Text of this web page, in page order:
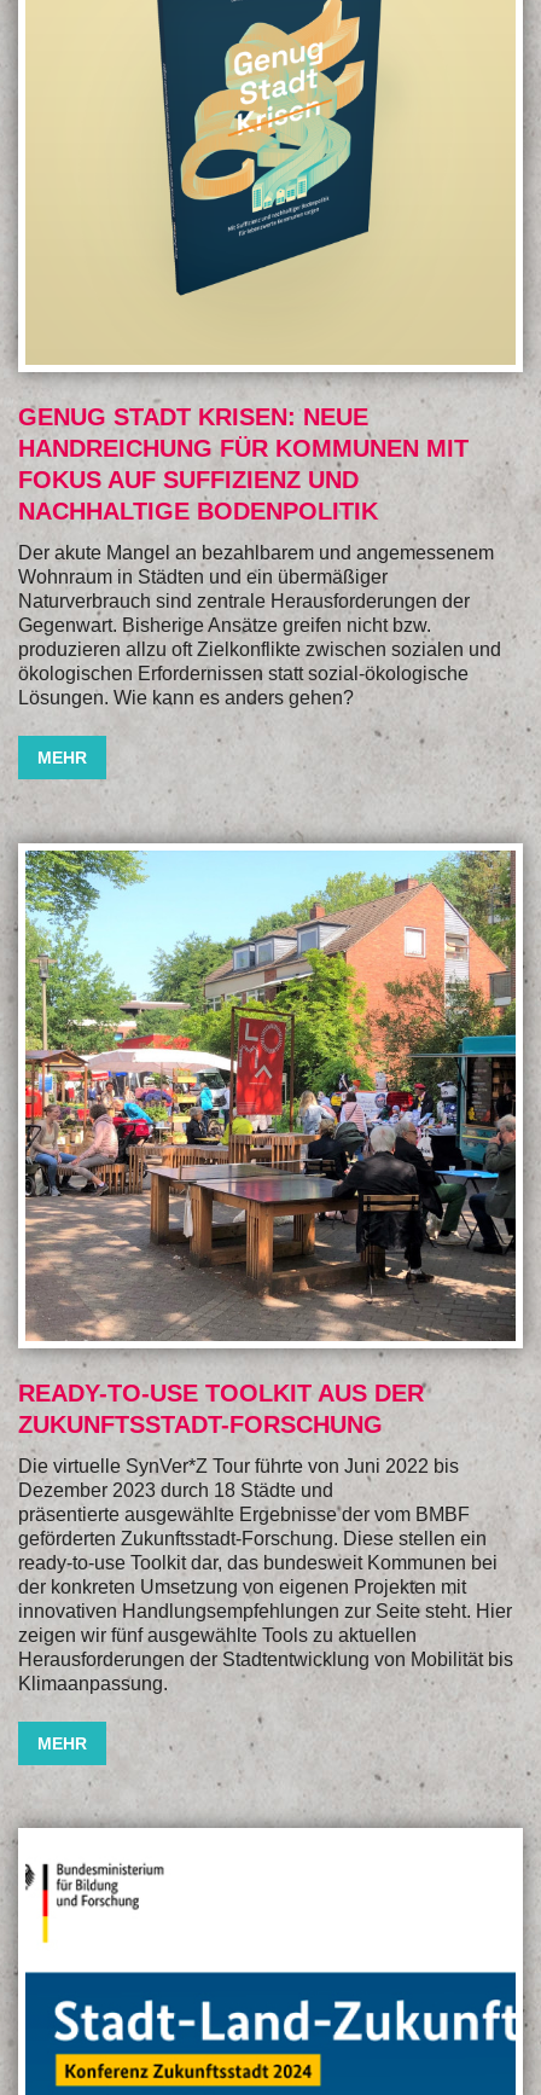
GENUG STADT KRISEN: NEUE
HANDREICHUNG FÜR KOMMUNEN MIT
FOKUS AUF SUFFIZIENZ UND
NACHHALTIGE BODENPOLITIK
Der akute Mangel an bezahlbarem und angemessenem
Wohnraum in Städten und ein übermäßiger
Naturverbrauch sind zentrale Herausforderungen der
Gegenwart. Bisherige Ansätze greifen nicht bzw.
produzieren allzu oft Zielkonflikte zwischen sozialen und
ökologischen Erfordernissen statt sozial-ökologische
Lösungen. Wie kann es anders gehen?
MEHR
READY-TO-USE TOOLKIT AUS DER
ZUKUNFTSSTADT-FORSCHUNG
Die virtuelle SynVer*Z Tour führte von Juni 2022 bis
Dezember 2023 durch 18 Städte und
präsentierte ausgewählte Ergebnisse der vom BMBF
geförderten Zukunftsstadt-Forschung. Diese stellen ein
ready-to-use Toolkit dar, das bundesweit Kommunen bei
der konkreten Umsetzung von eigenen Projekten mit
innovativen Handlungsempfehlungen zur Seite steht. Hier
zeigen wir fünf ausgewählte Tools zu aktuellen
Herausforderungen der Stadtentwicklung von Mobilität bis
Klimaanpassung.
MEHR